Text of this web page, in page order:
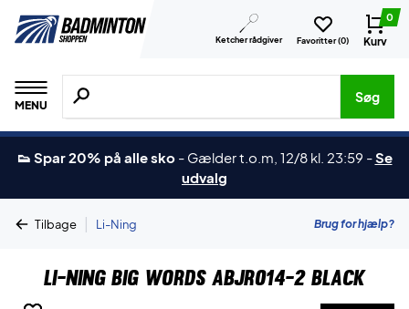
Ketcher rådgiver Favoritter (0)
0
Kurv
MENU
Søg efter produkter, mærker etc.
Søg
👟 Spar 20% på alle sko - Gælder t.o.m, 12/8 kl. 23:59 -Se
udvalg
Tilbage | Li-Ning Brug for hjælp?
Li-Ning Big Words ABJR014-2 Black